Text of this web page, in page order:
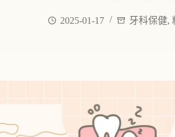
2025-01-17 牙科保健,